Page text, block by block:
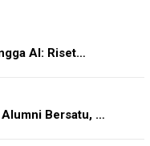
AI: Riset…
Bersatu, …